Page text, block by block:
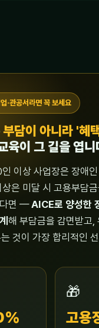
·관공서라면 꼭 보세요
부담이 아니라 '혜
육이 그 길을 엽니
이상 사업장은 장애
은 미달 시 고용부담
다면 —AICE로 양성한
해 부담금을 감면받고,
것이 가장 합리적인
🎁
고용